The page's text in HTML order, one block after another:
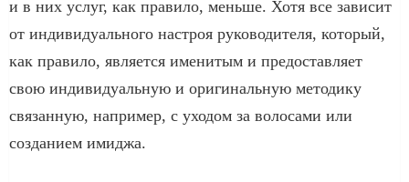
и в них услуг, как правило, меньше. Хотя все зависит
от индивидуального настроя руководителя, который,
как правило, является именитым и предоставляет
свою индивидуальную и оригинальную методику
связанную, например, с уходом за волосами или
созданием имиджа.